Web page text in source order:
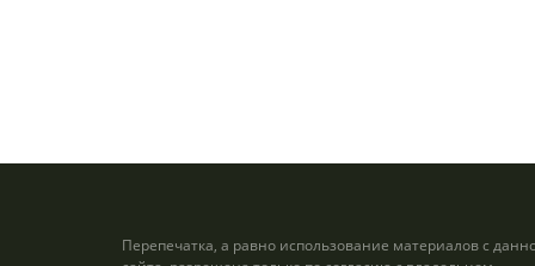
Перепечатка, а равно использование материалов с